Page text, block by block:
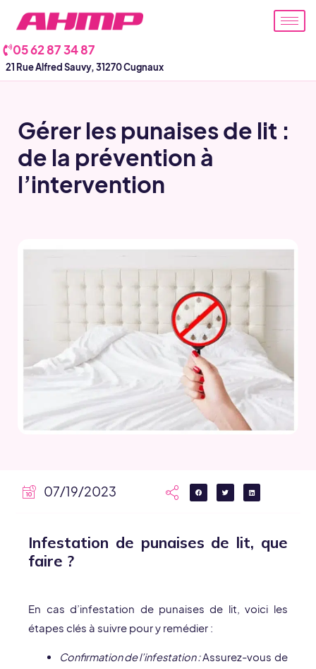
contenu
05 62 87 34 87
21 Rue Alfred Sauvy, 31270 Cugnaux
Gérer les punaises de lit :
de la prévention à
l’intervention
07/19/2023
Infestation de punaises de lit, que
faire ?
En cas d’infestation de punaises de lit, voici les
étapes clés à suivre pour y remédier :
Confirmation de l’infestation :Assurez-vous de